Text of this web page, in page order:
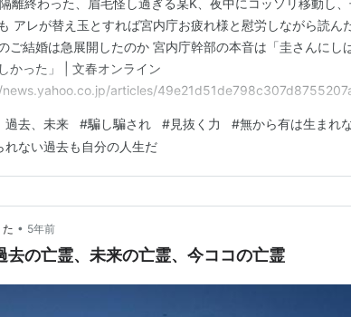
離終わった、眉毛怪し過ぎる某K、夜中にコッソリ移動し
アレが替え玉とすれば宮内庁お疲れ様と慰労しながら読ん
ご結婚は急展開したのか 宮内庁幹部の本音は「圭さんにし
かった」 | 文春オンライン
articles/
ない。 婿さんだけではなく、その母親も監視しなければな
婚…
過去、未来 #騙し騙され #見抜く力 #無から有は生まれ
れない過去も自分の人生だ
• 5年前
の亡霊、未来の亡霊、今ココの亡霊